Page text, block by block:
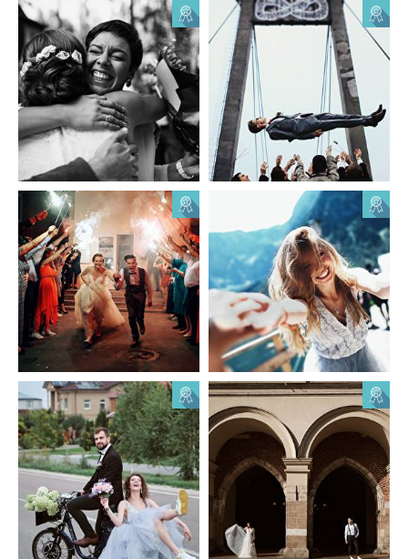
Taras Terletskyi
0 0
Taras Terletskyi
1 0
Taras Terletskyi
1 0
Taras Terletskyi
0 0
Костянтин
Манцевич
0 0
Костянтин
Манцевич
0